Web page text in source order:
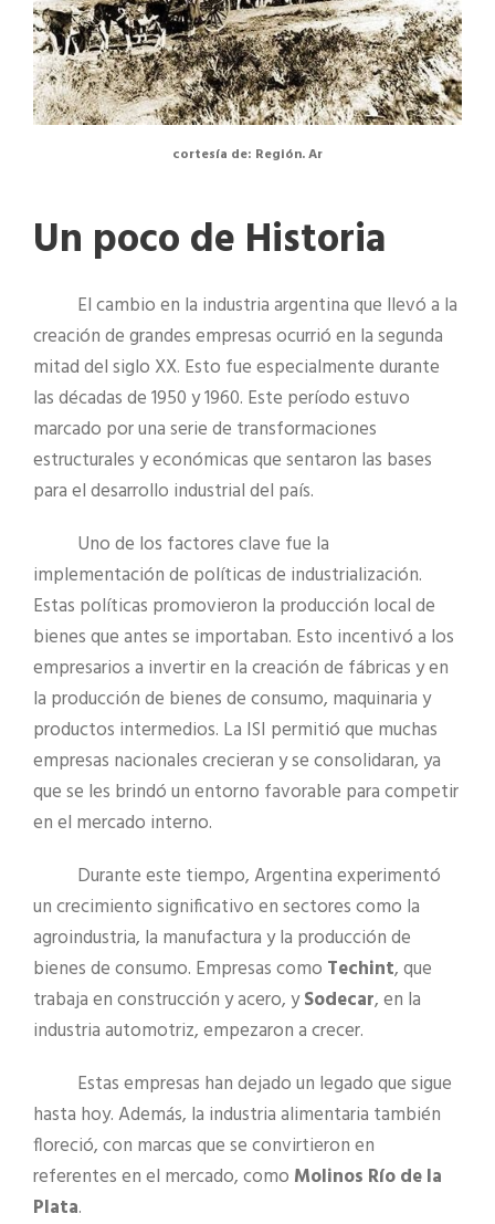
cortesía de: Región. Ar
Un poco de Historia
El cambio en la industria argentina que llevó a la
creación de grandes empresas ocurrió en la segunda
mitad del siglo XX. Esto fue especialmente durante
las décadas de 1950 y 1960. Este período estuvo
marcado por una serie de transformaciones
estructurales y económicas que sentaron las bases
para el desarrollo industrial del país.
Uno de los factores clave fue la
implementación de políticas de industrialización.
Estas políticas promovieron la producción local de
bienes que antes se importaban. Esto incentivó a los
empresarios a invertir en la creación de fábricas y en
la producción de bienes de consumo, maquinaria y
productos intermedios. La ISI permitió que muchas
empresas nacionales crecieran y se consolidaran, ya
que se les brindó un entorno favorable para competir
en el mercado interno.
Durante este tiempo, Argentina experimentó
un crecimiento significativo en sectores como la
agroindustria, la manufactura y la producción de
bienes de consumo. Empresas como Techint, que
trabaja en construcción y acero, ySodecar, en la
industria automotriz, empezaron a crecer.
Estas empresas han dejado un legado que sigue
hasta hoy. Además, la industria alimentaria también
floreció, con marcas que se convirtieron en
referentes en el mercado, como Molinos Río de la
Plata.